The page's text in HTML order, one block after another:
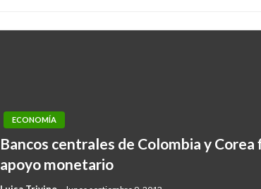
ECONOMÍA
Bancos centrales de Colombia y
apoyo monetario